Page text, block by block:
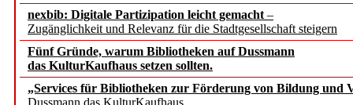
nexbib: Digitale Partizipation leicht gemacht –
Zugänglichkeit und Relevanz für die Stadtgesellschaft steigern
Fünf Gründe, warum Bibliotheken auf Dussmann
das KulturKaufhaus setzen sollten.
„Services für Bibliotheken zur Förderung von Bildung und
Dussmann das KulturKaufhaus.
Erfolgreiches erstes
Segment Research –